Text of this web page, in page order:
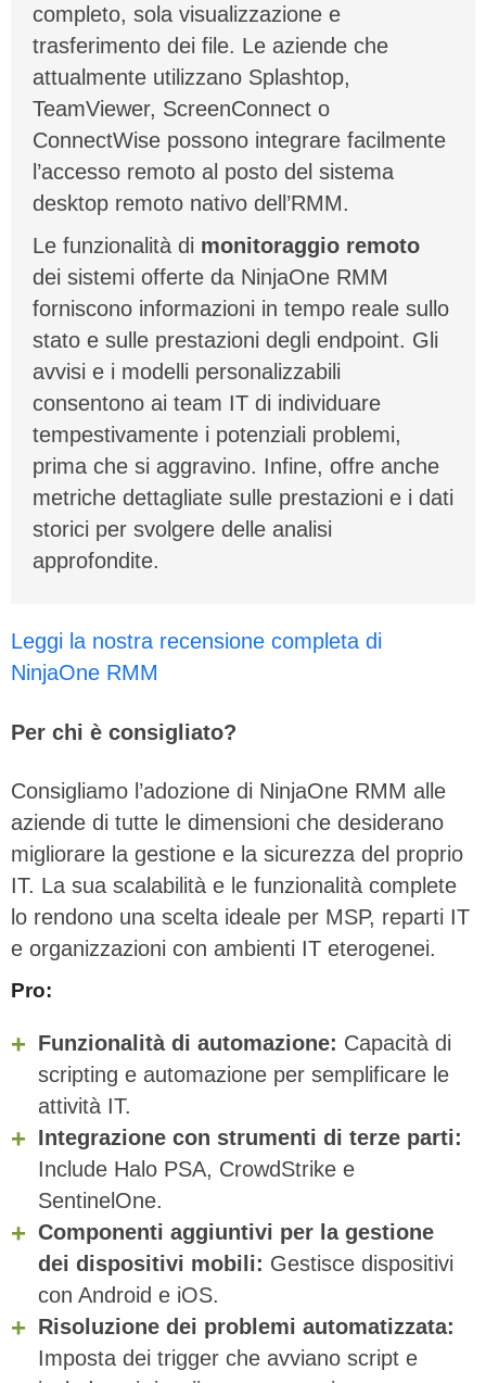
completo, sola visualizzazione e
trasferimento dei file. Le aziende che
attualmente utilizzano Splashtop,
TeamViewer, ScreenConnect o
ConnectWise possono integrare facilmente
l’accesso remoto al posto del sistema
desktop remoto nativo dell’RMM.
Le funzionalità di monitoraggio remoto
dei sistemi offerte da NinjaOne RMM
forniscono informazioni in tempo reale sullo
stato e sulle prestazioni degli endpoint. Gli
avvisi e i modelli personalizzabili
consentono ai team IT di individuare
tempestivamente i potenziali problemi,
prima che si aggravino. Infine, offre anche
metriche dettagliate sulle prestazioni e i dati
storici per svolgere delle analisi
approfondite.
Leggi la nostra recensione completa di
NinjaOne RMM
Per chi è consigliato?
Consigliamo l’adozione di NinjaOne RMM alle
aziende di tutte le dimensioni che desiderano
migliorare la gestione e la sicurezza del proprio
IT. La sua scalabilità e le funzionalità complete
lo rendono una scelta ideale per MSP, reparti IT
e organizzazioni con ambienti IT eterogenei.
Pro:
Funzionalità di automazione: Capacità di
scripting e automazione per semplificare le
attività IT.
Integrazione con strumenti di terze parti:
Include Halo PSA, CrowdStrike e
SentinelOne.
Componenti aggiuntivi per la gestione
dei dispositivi mobili: Gestisce dispositivi
con Android e iOS.
Risoluzione dei problemi automatizzata:
Imposta dei trigger che avviano script e